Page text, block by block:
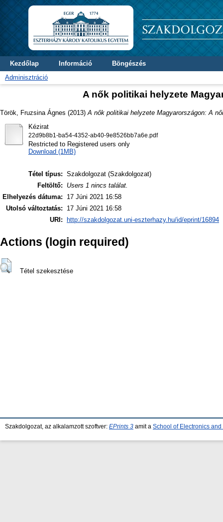
Kezdőlap Információ
Böngészés
Adminisztráció
A nők politikai helyzete
Török, Fruzsina Ágnes (2013) A nők politikai helyzete Magyarországon: A
Kézirat
22d9b8b1-ba54-4352-ab40-9e8526bb7a6e.pdf
Restricted to Registered users only
Download (1MB)
Tétel típus: Szakdolgozat (Szakdolgozat)
Feltöltő:
Users 1 nincs találat.
Elhelyezés dátuma:
17 Júni 2021 16:58
Utolsó változtatás:
17 Júni 2021 16:58
URI:
http://szakdolgozat.uni-eszterhazy.hu/id/eprint/16894
Actions (login required)
Tétel szekesztése
Szakdolgozat, az alkalamzott szoftver: EPrints 3 amit a School of Electronics